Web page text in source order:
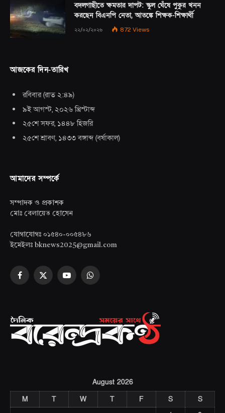
বদলগাছীতে ক্ষমতার দাপট: স্কুল ঘেঁষে পুকুর খনন
করছেন বিএনপি নেতা, আতঙ্কে শিক্ষক-শিক্ষার্থী
২২/০২/২০২৬ 872 Views
আজকের দিন-তারিখ
রবিবার(রাত ২:৪৯)
৯ই আগস্ট, ২০২৬ খ্রিস্টাব্দ
২৫শে সফর, ১৪৪৮ হিজরি
২৫শে শ্রাবণ, ১৪৩৩ বঙ্গাব্দ (বর্ষাকাল)
আমাদের সম্পর্কে
সম্পাদক ও প্রকাশক
মোঃ বেলায়েত হোসেন
যোগাযোগঃ ০১৫৪০-০০৫৪৮৬
ইমেইলঃ bknews2025@gmail.com
Facebook
X
YouTubeWhatsApp
August 2026
M
T W T F S
S